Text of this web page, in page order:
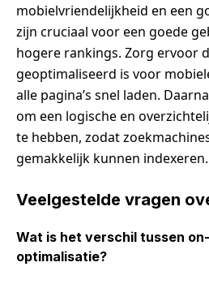
mobielvriendelijkheid en een
zijn cruciaal voor een goede
hogere rankings. Zorg ervoor
geoptimaliseerd is voor
alle pagina’s snel laden.
om een logische en
te hebben, zodat
gemakkelijk kunnen indexeren.
Veelgestelde vragen
Wat is het verschil tussen
optimalisatie?